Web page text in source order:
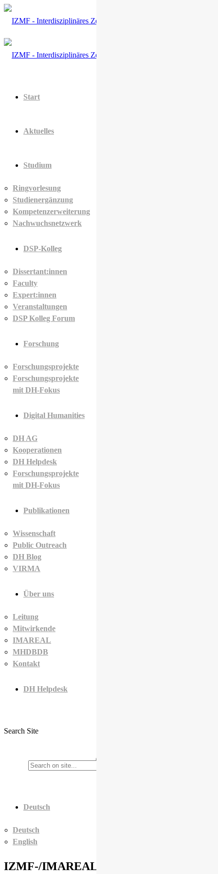
Start
Aktuelles
Studium
Ringvorlesung
Studienergänzung
Kompetenzerweiterung
Nachwuchsnetzwerk
DSP-Kolleg
Dissertant:innen
Faculty
Expert:innen
Veranstaltungen
DSP Kolleg Forum
Forschung
Forschungsprojekte
Forschungsprojekte
mit DH-Fokus
Digital Humanities
DH AG
Kooperationen
DH Helpdesk
Forschungsprojekte
mit DH-Fokus
Publikationen
Wissenschaft
Public Outreach
DH Blog
VIRMA
Über uns
Leitung
Mitwirkende
IMAREAL
MHDBDB
Kontakt
DH Helpdesk
Search Site
Deutsch
Deutsch
English
IZMF-/IMAREAL-Tagung 2017